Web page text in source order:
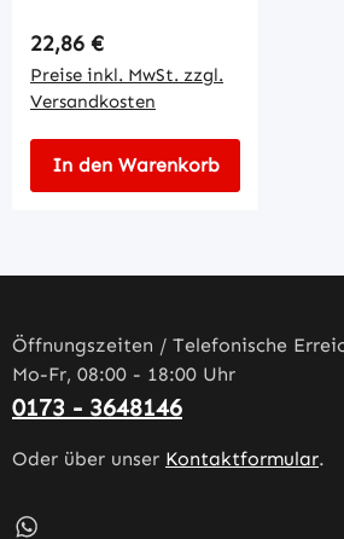
Regulärer Preis:
22,86 €
Preise inkl. MwSt. zzgl.
Versandkosten
In den Warenkorb
Öffnungszeiten / Telefonische
Mo-Fr, 08:00 - 18:00 Uhr
0173 - 3648146
Oder über unser Kontaktformular.
Schreib uns auf WhatsApp –